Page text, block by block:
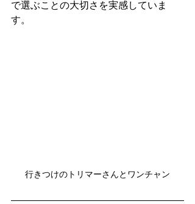
で選ぶことの大切さを実感していま
す。
行きつけのトリマーさんとワンチャン